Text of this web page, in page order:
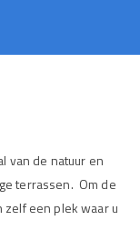
van de natuur en
terrassen. Om de
een plek waar u